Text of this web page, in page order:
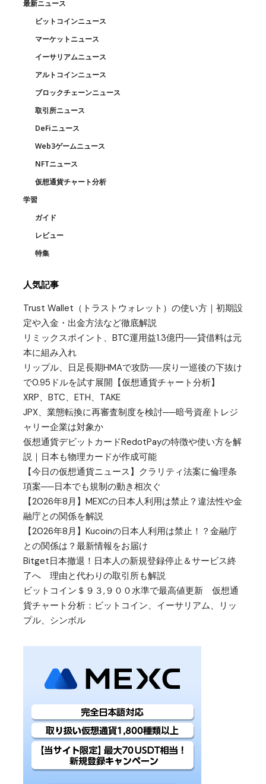
最新ニュース
ビットコインニュース
マーケットニュース
イーサリアムニュース
アルトコインニュース
ブロックチェーンニュース
取引所ニュース
DeFiニュース
Web3ゲームニュース
NFTニュース
仮想通貨チャート分析
学習
ガイド
レビュー
特集
人気記事
Trust Wallet（トラストウォレット）の使い方｜初期設
定や入金・出金方法など徹底解説
リミックスポイント、BTC運用益1.3億円──貸借料は元
本に組み入れ
リップル、日足長期HMAで攻防──戻り一巡後の下抜け
で0.95ドルを試す展開【仮想通貨チャート分析】
XRP、BTC、ETH、TAKE
JPX、業態転換に再審査制度を検討──暗号資産トレジ
ャリー企業は対象か
仮想通貨デビットカードRedotPayの特徴や使い方を解
説｜日本も物理カードが作成可能
【今日の仮想通貨ニュース】クラリティ法案に倫理条
項案──日本でも規制の動き相次ぐ
【2026年8月】MEXCの日本人利用は禁止？違法性や金
融庁との関係を解説
【2026年8月】Kucoinの日本人利用は禁止！？金融庁
との関係は？最新情報をお届け
Bitget日本撤退！日本人の新規登録停止＆サービス終
了へ 理由と代わりの取引所も解説
ビットコイン＄９３,９００水準で最高値更新 仮想通
貨チャート分析：ビットコイン、イーサリアム、リッ
プル、シンボル